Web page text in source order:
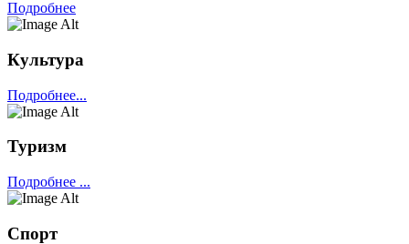
Подробнее
Культура
Подробнее...
Туризм
Подробнее ...
Спорт